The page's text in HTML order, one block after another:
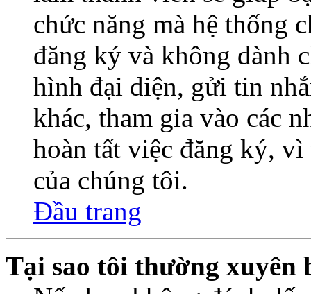
chức năng mà hệ thống
đăng ký và không dành
hình đại diện, gửi tin
khác, tham gia vào các
hoàn tất việc đăng ký,
của chúng tôi.
Đầu trang
Tại sao tôi thường xuyên